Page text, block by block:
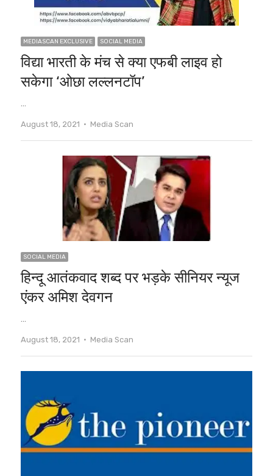
MEDIASCAN EXCLUSIVE SOCIAL MEDIA
विद्या भारती के मंच से क्या एफबी लाइव हो
सकेगा ‘ओछा लल्लनटॉप’
August 18, 2021 Author
Media Scan
SOCIAL MEDIA
हिन्दू आतंकवाद शब्द पर भड़के सीनियर न्यूज
एंकर अमिश देवगन
August 18, 2021 Author
Media Scan